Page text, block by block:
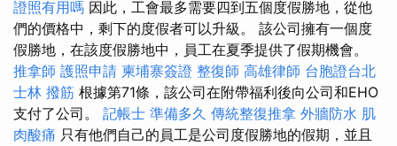
證照有用嗎 因此，工會最多需要四到五個度假勝地，從他
們的價格中，剩下的度假者可以升級。 該公司擁有一個度
假勝地，在該度假勝地中，員工在夏季提供了假期機會。
推拿師 護照申請 柬埔寨簽證 整復師 高雄律師 台胞證台北
士林 撥筋 根據第71條，該公司在附帶福利後向公司和EHO
支付了公司。 記帳士 準備多久 傳統整復推拿 外牆防水 肌
肉酸痛 只有他們自己的員工是公司度假勝地的假期，並且